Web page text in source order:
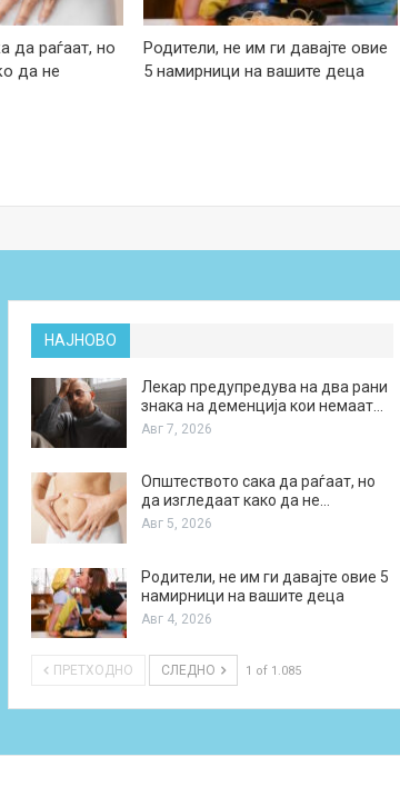
да раѓаат, но
да не
Родители, не им ги давајте овие
5 намирници на вашите деца
НАЈНОВО
Лекар предупредува на два рани
знака на деменција кои немаат…
Авг 7, 2026
Општеството сака да раѓаат, но
да изгледаат како да не…
Авг 5, 2026
Родители, не им ги давајте овие 5
намирници на вашите деца
Авг 4, 2026
ПРЕТХОДНО СЛЕДНО 1 of 1.085